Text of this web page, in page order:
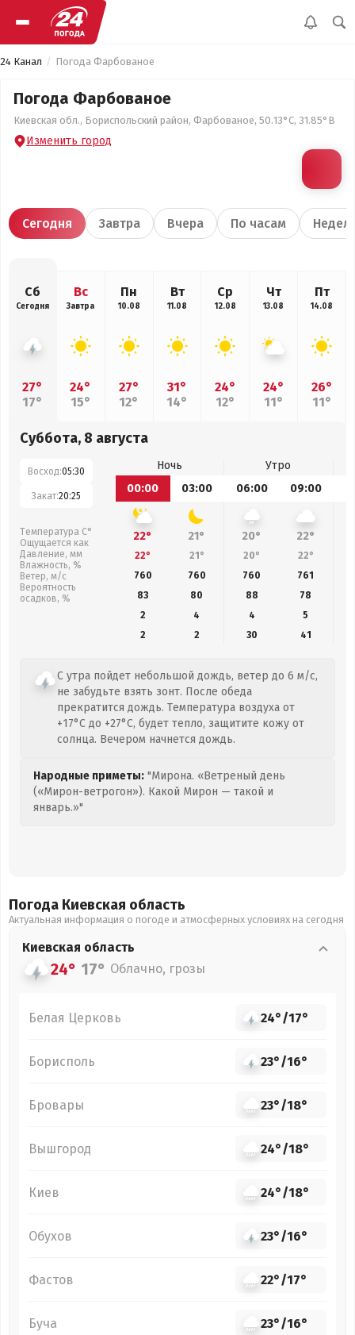
24 Канал Погода Фарбованое
Погода Фарбованое
Киевская обл., Бориспольский район, Фарбованое, 50.13°С, 31.85°В
Изменить город
Сегодня Завтра Вчера По часам
Сб
Сегодня
27°
17°
Вс
Завтра
24°
15°
Пн
10.08
27°
12°
Вт
11.08
31°
14°
Ср
12.08
24°
12°
Чт
13.08
24°
11°
Пт
14.08
26°
11°
Суббота, 8 августа
Восход:05:30
Закат:20:25
Температура С°
Ощущается как
Давление, мм
Влажность, %
Ветер, м/с
Вероятность
осадков, %
Ночь
Утро
00:00
03:00 06:00 09:00
22° 21° 20° 22°
22° 21° 20° 22°
760
760 760 761
83
80 88 78
2
4 4
5
2
2 30 41
С утра пойдет небольшой дождь, ветер до 6 м/с,
не забудьте взять зонт. После обеда
прекратится дождь. Температура воздуха от
+17°C до +27°C, будет тепло, защитите кожу от
солнца. Вечером начнется дождь.
Народные приметы: "Мирона. «Ветреный день
(«Мирон-ветрогон»). Какой Мирон — такой и
январь.»"
Погода Киевская область
Актуальная информация о погоде и атмосферных условиях на сегодня
Киевская область
24° 17° Облачно, грозы
Белая Церковь 24°/17°
Борисполь 23°/16°
Бровары 23°/18°
Вышгород 24°/18°
Киев 24°/18°
Обухов 23°/16°
Фастов 22°/17°
Буча 23°/16°